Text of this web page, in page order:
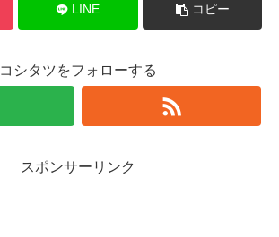
LINE コピー
コシタツをフォローする
スポンサーリンク